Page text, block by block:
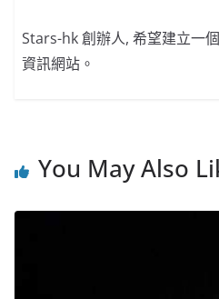
Stars-hk 創辦人, 希望建立一
資訊網站。
You May Also